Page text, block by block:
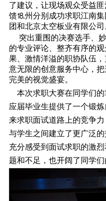
了建议，让现场观众受益
馈⒙州分别成功求职江南
团和北京太空板业有限公司
突出重围的决赛选手、
的专业评论、整齐有序的
果、激情洋溢的职协队伍
意无限的创意服务中心，
完美的视觉盛宴。
本次求职大赛在同学们的
应届毕业生提供了一个锻
来求职面试道路上的竞争
与学生之间建立了更广泛
充分感受到面试求职的激
题和不足，也开阔了同学